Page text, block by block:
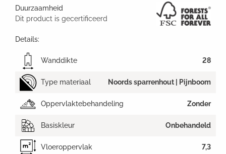
Duurzaamheid
Dit product is gecertificeerd
Details:
Wanddikte 28
Type materiaal Noords sparrenhout | Pijnboom
Oppervlaktebehandeling Zonder
Basiskleur Onbehandeld
Vloeroppervlak 7,3